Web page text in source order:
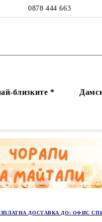
0878 444 663
близките *
ДОСТАВКА ДО: ОФИС